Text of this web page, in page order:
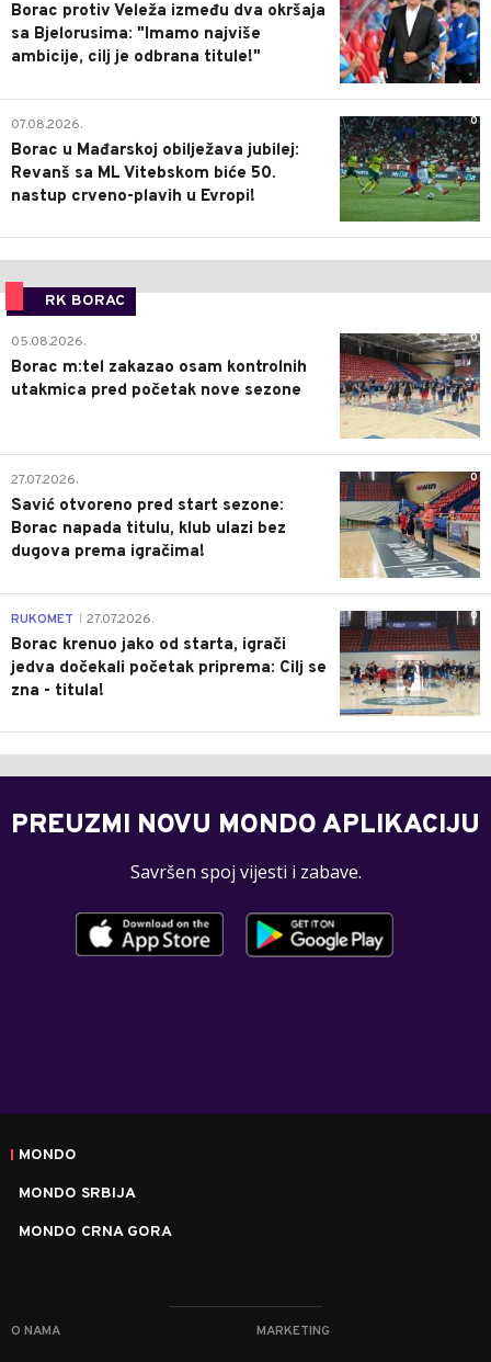
Borac protiv Veleža između dva okršaja
sa Bjelorusima: "Imamo najviše
ambicije, cilj je odbrana titule!"
0
07.08.2026.
Borac u Mađarskoj obilježava jubilej:
Revanš sa ML Vitebskom biće 50.
nastup crveno-plavih u Evropi!
RK BORAC
0
05.08.2026.
Borac m:tel zakazao osam kontrolnih
utakmica pred početak nove sezone
0
27.07.2026.
Savić otvoreno pred start sezone:
Borac napada titulu, klub ulazi bez
dugova prema igračima!
0
RUKOMET 27.07.2026.
Borac krenuo jako od starta, igrači
jedva dočekali početak priprema: Cilj se
zna - titula!
PREUZMI NOVU MONDO APLIKACIJU
Savršen spoj vijesti i zabave.
MONDO
MONDO SRBIJA
MONDO CRNA GORA
O NAMA MARKETING